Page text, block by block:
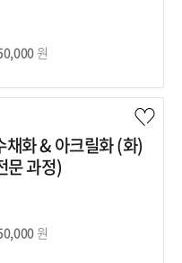
원
채화 & 아크릴화 (화)
문 과정)
원